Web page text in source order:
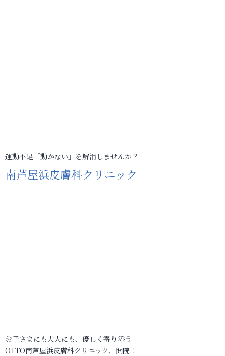
運動不足「動かない」を解消しませんか？
南芦屋浜皮膚科クリニック
お子さまにも大人にも、優しく寄り添う
OTTO南芦屋浜皮膚科クリニック、開院！